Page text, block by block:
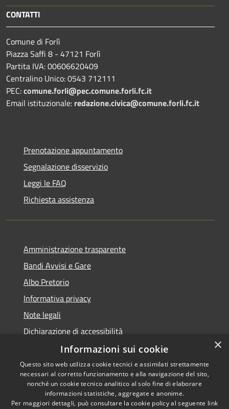
CONTATTI
Comune di Forlì
Piazza Saffi 8 - 47121 Forlì
Partita IVA: 00606620409
Centralino Unico: 0543 712111
PEC:comune.forli@pec.comune.forli.fc.it
Email istituzionale: redazione.civica@comune.forli.fc.it
Prenotazione appuntamento
Segnalazione disservizio
Leggi le FAQ
Richiesta assistenza
Amministrazione trasparente
Bandi Avvisi e Gare
Albo Pretorio
Informativa privacy
Note legali
Dichiarazione di accessibilità
Accessibilità
Copyright © 2026 • Comune di
Forlì • Powered by
×
Informazioni sui cookie
Questo sito web utilizza cookie tecnici e assimilati strettamente
necessari al corretto funzionamento e alla navigazione del sito,
nonché un cookie tecnico analitico al solo fine di elaborare
informazioni statistiche, aggregate e anonime.
Per maggiori dettagli, può consultare la cookie policy al seguente link